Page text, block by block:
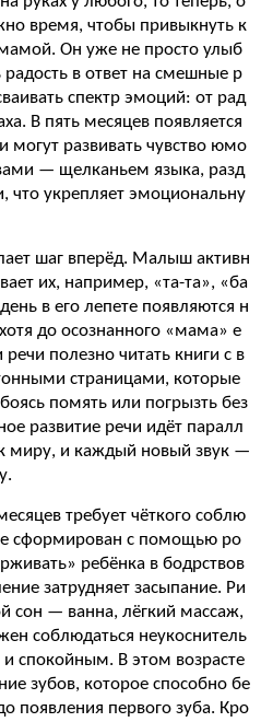
время, чтобы привыкнуть к
Он уже не просто улыб
в ответ на смешные р
спектр эмоций: от рад
В пять месяцев появляется
могут развивать чувство юмо
— щелканьем языка, разд
укрепляет эмоциональну
шаг вперёд. Малыш активн
их, например, «та-та», «ба
в его лепете появляются н
до осознанного «мама» е
полезно читать книги с в
страницами, которые
помять или погрызть без
развитие речи идёт паралл
миру, и каждый новый звук —
требует чёткого соблю
сформирован с помощью ро
ребёнка в бодрствов
затрудняет засыпание. Ри
сон — ванна, лёгкий массаж,
соблюдаться неукоснитель
спокойным. В этом возрасте
зубов, которое способно бе
появления первого зуба. Кро